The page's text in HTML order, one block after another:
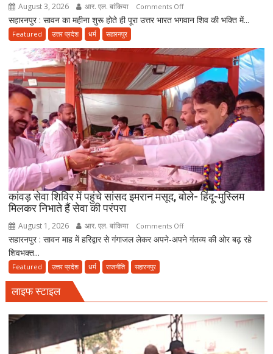
परिवार
August 3, 2026 आर. एल. बांकिया Comments Offon
सावन
सहारनपुर
का
500
साल
पुराना
भूतेश्वर
महादेव
मंदिर,
जहां
मराठा
काल
में
भक्ति
सहारनपुर : सावन का महीना शुरू होते ही पूरा उत्तर भारत भगवान शिव की भक्ति में...
Featured उत्तर प्रदेश धर्म सहारनपुर
कांवड़ सेवा शिविर में पहुंचे सांसद इमरान मसूद, बोले- हिंदू-मुस्लिम
मिलकर निभाते हैं सेवा की परंपरा
August 1, 2026 आर. एल. बांकिया Comments Offon
कांवड़
इमरान
बोले-
सहारनपुर : सावन माह में हरिद्वार से गंगाजल लेकर अपने-अपने गंतव्य की ओर बढ़ रहे
शिवभक्त...
Featured उत्तर प्रदेश धर्म राजनीति सहारनपुर
लाइफ स्टाइल